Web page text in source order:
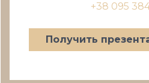
+38 095
Получить